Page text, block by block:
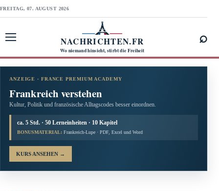
FREITAG, 07. AUGUST 2026
NACHRICHTEN.FR
Wo niemand hinsieht, stirbt die Freiheit
⌕
ANZEIGE · FRANCE PREMIUM ACADEMY
Frankreich verstehen
Kultur, Politik und französische Alltagscodes besser einordnen.
ca. 5 Std. · 50 Lerneinheiten · 10 Kapitel
BONUSMATERIAL: Frankreich-Lupe · PDF, Excel und Word
KURS ANSEHEN →